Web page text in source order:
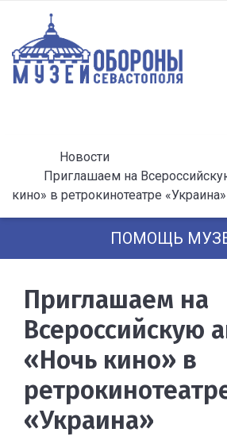
Новости
Приглашаем на
кино» в ретрокинотеатре «Украина»
ПОМОЩЬ
Приглашаем на
Всероссийскую
«Ночь кино» в
«Украина»